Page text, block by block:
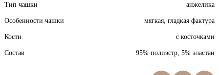
Тип чашки анжелика
Особенности чашки мягкая, гладкая фактура
Кости с косточками
Состав 95% полиэстр, 5% эластан